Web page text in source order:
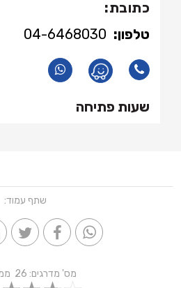
כתובת:
טלפון: 04-6468030
שעות פתיחה
שתף עמוד:
מס' מדרגים: 26